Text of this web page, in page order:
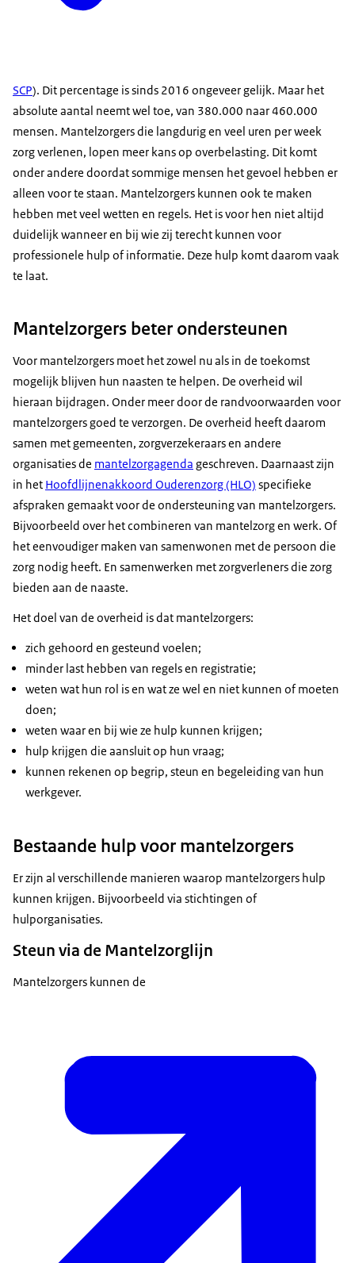
SCP). Dit percentage is sinds 2016 ongeveer gelijk. Maar het
absolute aantal neemt wel toe, van 380.000 naar 460.000
mensen. Mantelzorgers die langdurig en veel uren per week
zorg verlenen, lopen meer kans op overbelasting. Dit komt
onder andere doordat sommige mensen het gevoel hebben er
alleen voor te staan. Mantelzorgers kunnen ook te maken
hebben met veel wetten en regels. Het is voor hen niet altijd
duidelijk wanneer en bij wie zij terecht kunnen voor
professionele hulp of informatie. Deze hulp komt daarom vaak
te laat.
Mantelzorgers beter ondersteunen
Voor mantelzorgers moet het zowel nu als in de toekomst
mogelijk blijven hun naasten te helpen. De overheid wil
hieraan bijdragen. Onder meer door de randvoorwaarden voor
mantelzorgers goed te verzorgen. De overheid heeft daarom
samen met gemeenten, zorgverzekeraars en andere
organisaties de mantelzorgagenda geschreven. Daarnaast zijn
in het Hoofdlijnenakkoord Ouderenzorg (HLO) specifieke
afspraken gemaakt voor de ondersteuning van mantelzorgers.
Bijvoorbeeld over het combineren van mantelzorg en werk. Of
het eenvoudiger maken van samenwonen met de persoon die
zorg nodig heeft. En samenwerken met zorgverleners die zorg
bieden aan de naaste.
Het doel van de overheid is dat mantelzorgers:
zich gehoord en gesteund voelen;
minder last hebben van regels en registratie;
weten wat hun rol is en wat ze wel en niet kunnen of moeten
doen;
weten waar en bij wie ze hulp kunnen krijgen;
hulp krijgen die aansluit op hun vraag;
kunnen rekenen op begrip, steun en begeleiding van hun
werkgever.
Bestaande hulp voor mantelzorgers
Er zijn al verschillende manieren waarop mantelzorgers hulp
kunnen krijgen. Bijvoorbeeld via stichtingen of
hulporganisaties.
Steun via de Mantelzorglijn
Mantelzorgers kunnen de